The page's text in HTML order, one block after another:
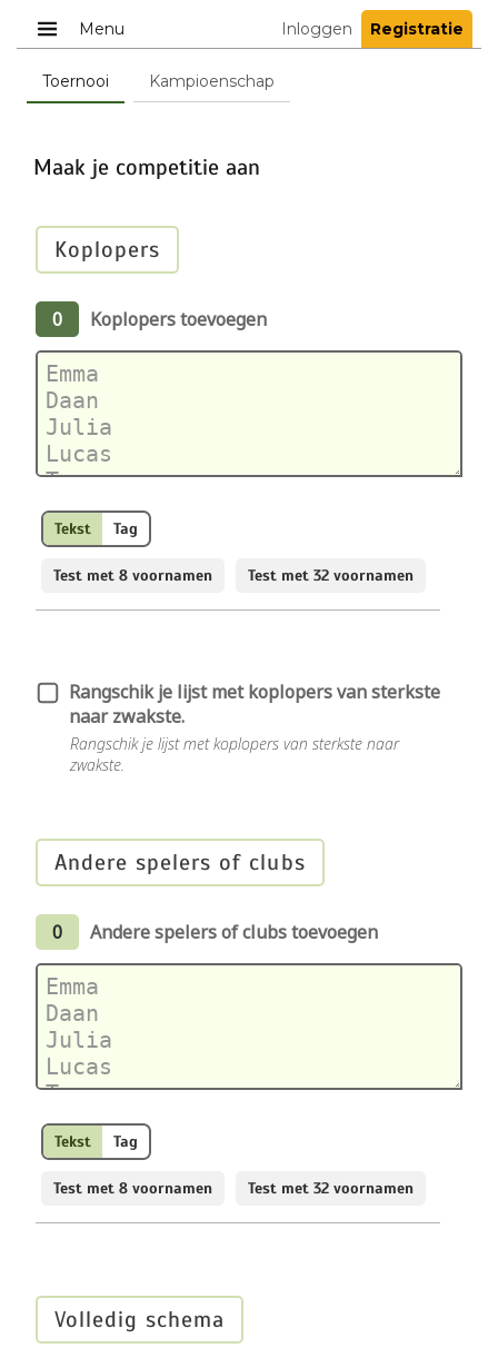
Menu Inloggen Registratie
Toernooi Kampioenschap
Maak je competitie aan
Koplopers
0 Koplopers toevoegen
Tekst Tag
Test met 8 voornamen Test met 32 voornamen
Rangschik je lijst met koplopers van sterkste
naar zwakste.
Rangschik je lijst met koplopers van sterkste naar
zwakste.
Andere spelers of clubs
0 Andere spelers of clubs toevoegen
Tekst Tag
Test met 8 voornamen Test met 32 voornamen
Volledig schema